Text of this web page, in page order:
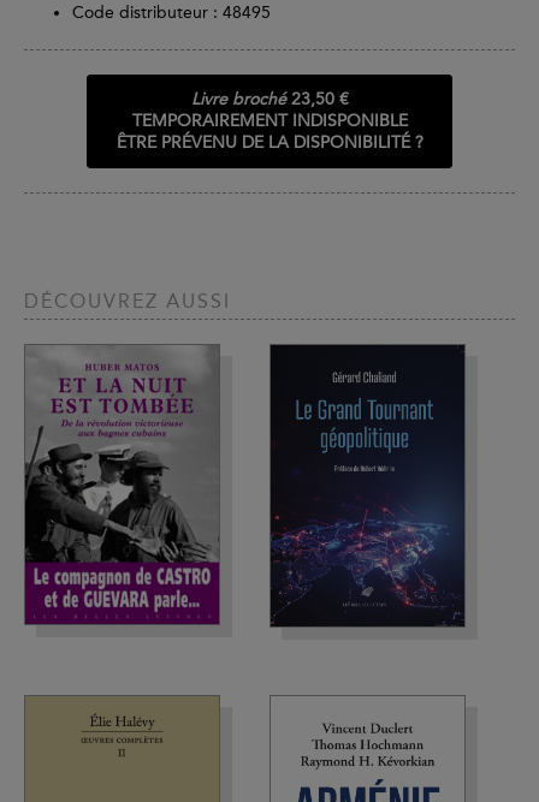
Code distributeur : 48495
Livre broché 23,50 €
TEMPORAIREMENT INDISPONIBLE
ÊTRE PRÉVENU DE LA DISPONIBILITÉ ?
DÉCOUVREZ AUSSI